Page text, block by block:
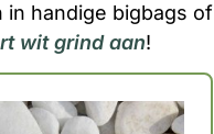
in handige bigbags of
wit grind aan!